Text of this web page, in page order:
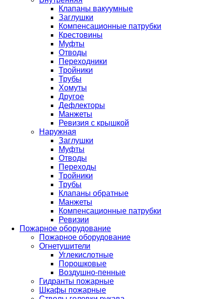
Клапаны вакуумные
Заглушки
Компенсационные патрубки
Крестовины
Муфты
Отводы
Переходники
Тройники
Трубы
Хомуты
Другое
Дефлекторы
Манжеты
Ревизия с крышкой
Наружная
Заглушки
Муфты
Отводы
Переходы
Тройники
Трубы
Клапаны обратные
Манжеты
Компенсационные патрубки
Ревизии
Пожарное оборудование
Пожарное оборудование
Огнетушители
Углекислотные
Порошковые
Воздушно-пенные
Гидранты пожарные
Шкафы пожарные